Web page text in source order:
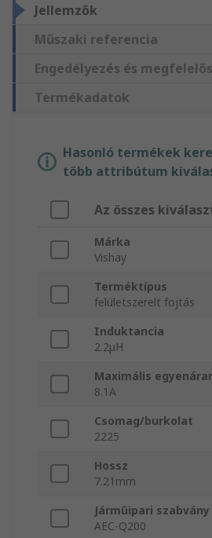
Jellemzők
Műszaki referencia
Engedélyezés és
Termékadatok
Hasonló termékek
több attribútum
Az összes
Márka
Vishay
Terméktípus
felületszerelt fojtás
Induktancia
2.2μH
Maximális
8.1A
Csomag/burkolat
2225
Hossz
7.21mm
Járműipari szabvány
AEC-Q200